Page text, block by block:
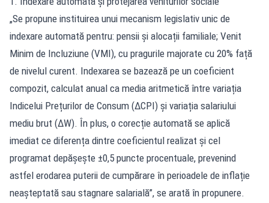
„Se propune instituirea unui mecanism legislativ unic de
indexare automată pentru: pensii și alocații familiale; Venit
Minim de Incluziune (VMI), cu pragurile majorate cu 20% față
de nivelul curent. Indexarea se bazează pe un coeficient
compozit, calculat anual ca media aritmetică între variația
Indicelui Prețurilor de Consum (ΔCPI) și variația salariului
mediu brut (ΔW). În plus, o corecție automată se aplică
imediat ce diferența dintre coeficientul realizat și cel
programat depășește ±0,5 puncte procentuale, prevenind
astfel erodarea puterii de cumpărare în perioadele de inflație
neașteptată sau stagnare salarială”, se arată în propunere.